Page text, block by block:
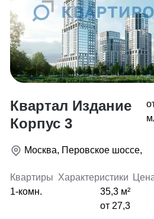
Квартал Издание
Корпус 3
Москва, Перовское шоссе,
Квартиры Характеристики
1-комн.
35,3 м²
от 27,3